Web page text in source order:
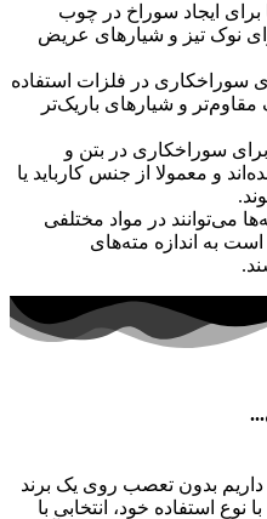
برای ایجاد سوراخ در چوب
نوک تیز و شیارهای عریض
سوراخکاری در فلزات استفاده
و شیارهای باریک‌تر
برای سوراخکاری در بتن و
و معمولا از جنس کارباید یا
می‌توانند در مواد مختلفی
به اندازه مته‌های
بدون تعصب روی یک برند
استفاده خود، انتخابی با